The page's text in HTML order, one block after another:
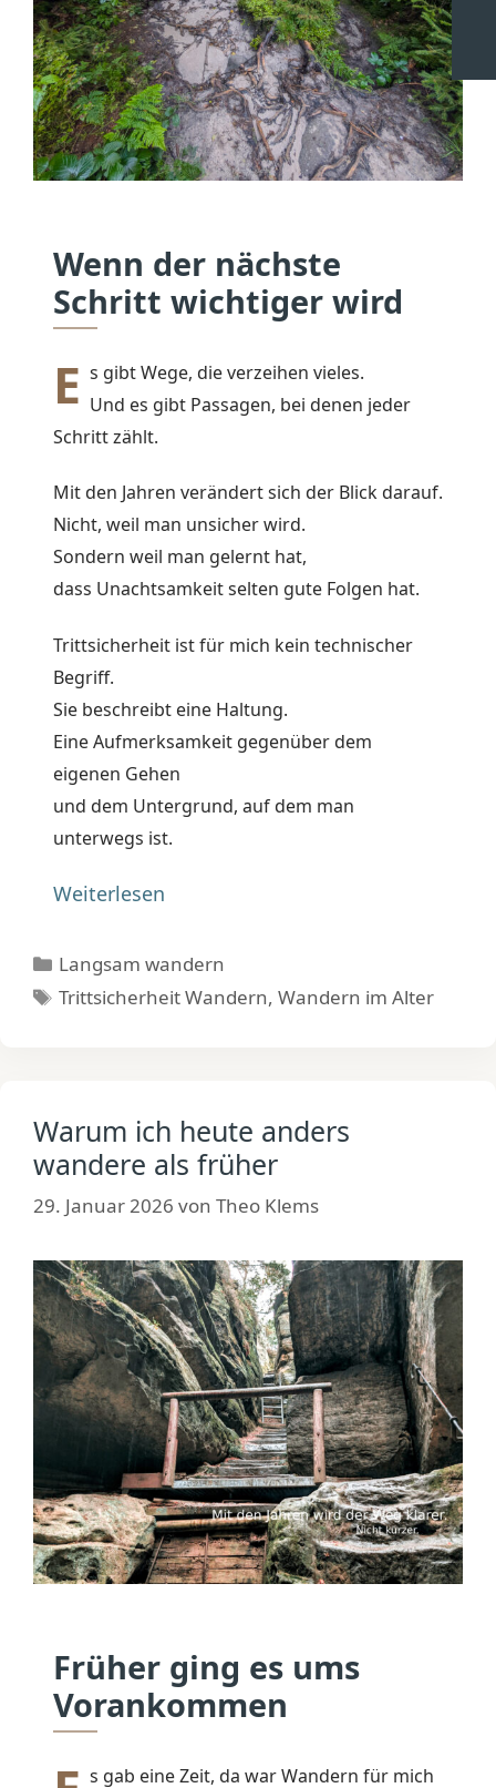
Wenn der nächste
Schritt wichtiger wird
E s gibt Wege, die verzeihen vieles.
Und es gibt Passagen, bei denen jeder
Schritt zählt.
Mit den Jahren verändert sich der Blick darauf.
Nicht, weil man unsicher wird.
Sondern weil man gelernt hat,
dass Unachtsamkeit selten gute Folgen hat.
Trittsicherheit ist für mich kein technischer
Begriff.
Sie beschreibt eine Haltung.
Eine Aufmerksamkeit gegenüber dem
eigenen Gehen
und dem Untergrund, auf dem man
unterwegs ist.
Weiterlesen
Kategorien
Langsam wandern
Schlagwörter
Trittsicherheit Wandern,Wandern im Alter
Warum ich heute anders
wandere als früher
29. Januar 2026 von Theo Klems
Früher ging es ums
Vorankommen
s gab eine Zeit, da war Wandern für mich